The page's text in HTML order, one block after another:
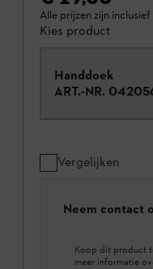
Alle prijzen zijn inclusief
Kies product
Handdoek
ART.-NR.
Vergelijken
Neem contact
Koop dit product
meer informatie